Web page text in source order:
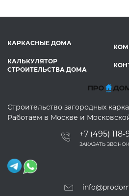
КАРКАСНЫЕ ДОМА
КАЛЬКУЛЯТОР
СТРОИТЕЛЬСТВА ДОМА
Строительство загородных
Работаем в Москве и
+7 (495)
ЗАКАЗАТЬ ЗВОНОК